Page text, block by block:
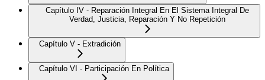
Capítulo IV - Reparación Integral En El Sistema Integral De
Verdad, Justicia, Reparación Y No Repetición
Capítulo V - Extradición
Capítulo VI - Participación En Política